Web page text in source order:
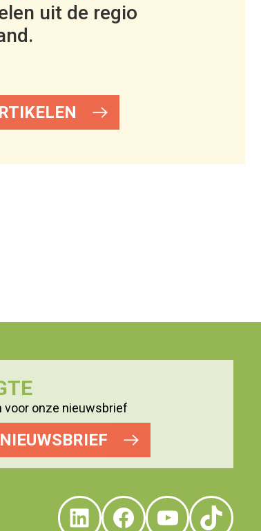
uit de regio
onze nieuwsbrief
NIEUWSBRIEF
LinkedIn
Facebook
YouTube